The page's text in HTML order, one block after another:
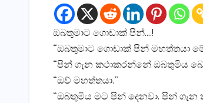
ඔබතුමාට ගොඩාක් පින්….!
“ඔබතුමාට ගොඩාක් පින් මහත්තයා
“පින් ගැන කථාකරන්නේ ඔබතුමිය
“ඔව් මහත්තයා.”
“ඔබතුමිය මට පින් දෙනවා. පින්